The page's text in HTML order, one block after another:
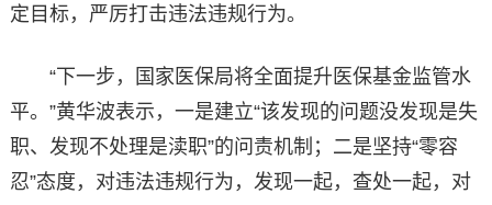
定目标，严厉打击违法违规行为。
“下一步，国家医保局将全面提升医保基金监管水
平。”黄华波表示，一是建立“该发现的问题没发现是失
职、发现不处理是渎职”的问责机制；二是坚持“零容
忍”态度，对违法违规行为，发现一起，查处一起，对